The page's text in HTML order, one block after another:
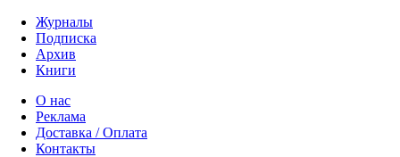
Журналы
Подписка
Архив
Книги
О нас
Реклама
Доставка / Оплата
Контакты